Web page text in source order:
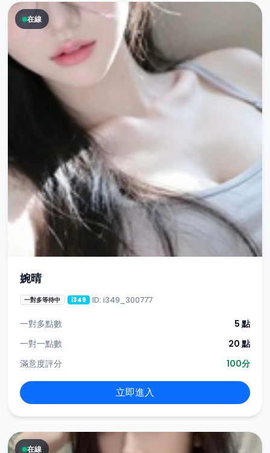
在線
婉晴
一對多等待中 i349 ID: i349_300777
一對多點數
5 點
一對一點數
20 點
滿意度評分
100分
立即進入
在線